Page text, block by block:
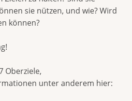
sie nützen, und wie? Wird
können?
Oberziele,
unter anderem hier: